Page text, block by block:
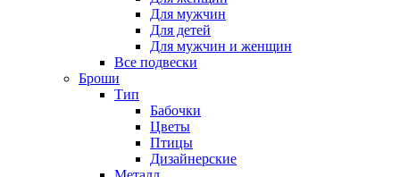
Для мужчин
Для детей
Для мужчин и женщин
Все подвески
Броши
Тип
Бабочки
Цветы
Птицы
Дизайнерские